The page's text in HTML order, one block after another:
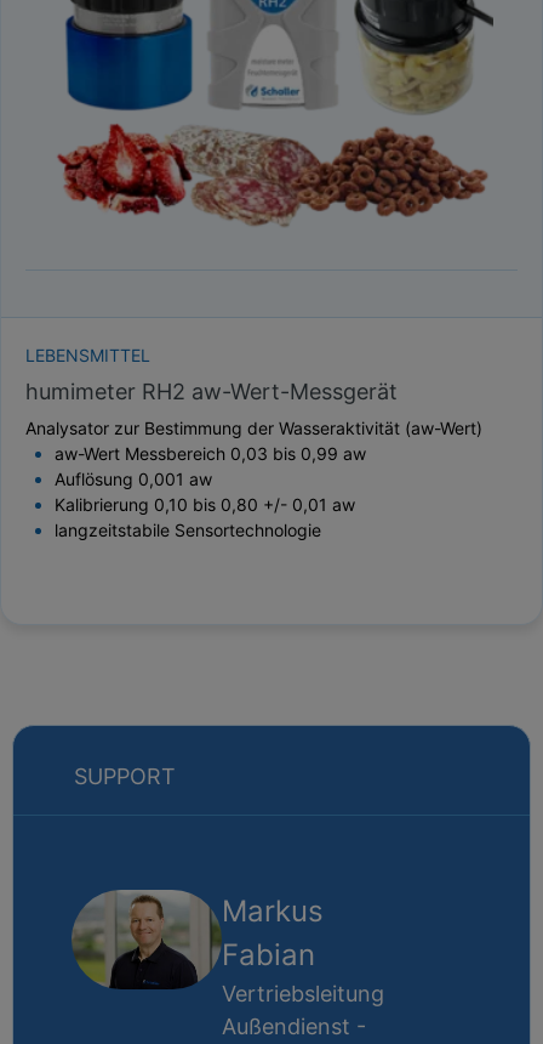
TAUPUNKT
GEWICHT / MASSE
LEBENSMITTEL
humimeter RH2 aw-Wert-Messgerät
Analysator zur Bestimmung der Wasseraktivität (aw-Wert)
aw-Wert Messbereich 0,03 bis 0,99 aw
Auflösung 0,001 aw
Kalibrierung 0,10 bis 0,80 +/- 0,01 aw
langzeitstabile Sensortechnologie
SUPPORT
Markus
Fabian
Vertriebsleitung
Außendienst -